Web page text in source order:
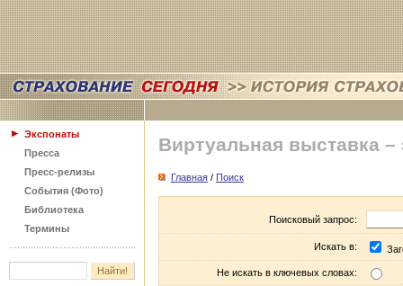
Экспонаты
Пресса
Пресс-релизы
События (Фото)
Библиотека
Термины
Виртуальная выставка –
Главная / Поиск
Поисковый запрос:
Искать в:
Не искать в ключевых словах: